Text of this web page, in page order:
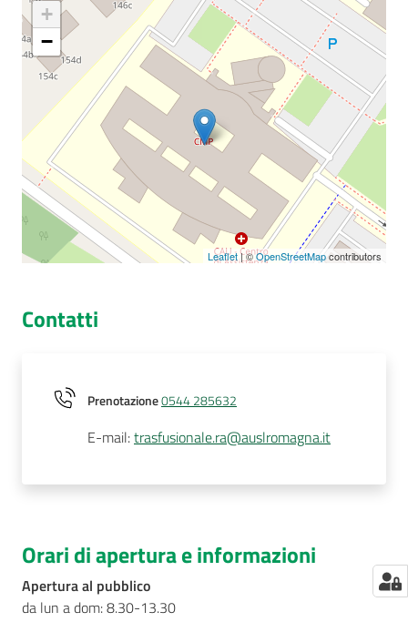
Seguici
su
+
−
Leaflet| ©OpenStreetMapcontributors
Contatti
Prenotazione0544 285632
E-mail:trasfusionale.ra@auslromagna.it
Orari di apertura e informazioni
Apertura al pubblico
da lun a dom: 8.30-13.30